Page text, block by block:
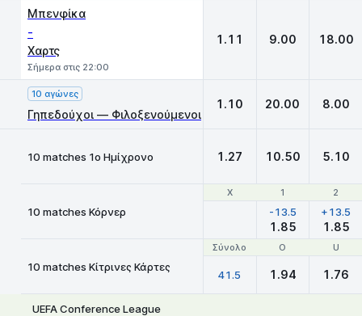
Μπενφίκα
-
Χαρτς
Σήμερα στις 22:00
1.11 9.00 18.00
10 αγώνες
Γηπεδούχοι — Φιλοξενούμενοι
1.10 20.00 8.00
10 matches 1ο Ημίχρονο 1.27 10.50 5.10
Χ 1 2
10 matches Κόρνερ
Χ 1 2
-13.5
1.85
+13.5
1.85
Σύνολο O U
10 matches Κίτρινες Κάρτες
Σύνολο O U
41.5 1.94 1.76
UEFA Conference League